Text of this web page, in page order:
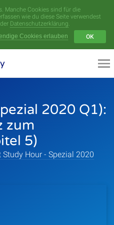
Manche Cookies sind für die
wie du diese Seite verwendest
Datenschutzerklärung.
Cookies erlauben
OK
2020 Q1):
zum
5)
Study Hour - Spezial 2020
Menü
Videoarchiv
Serien
Sprecher
Themen